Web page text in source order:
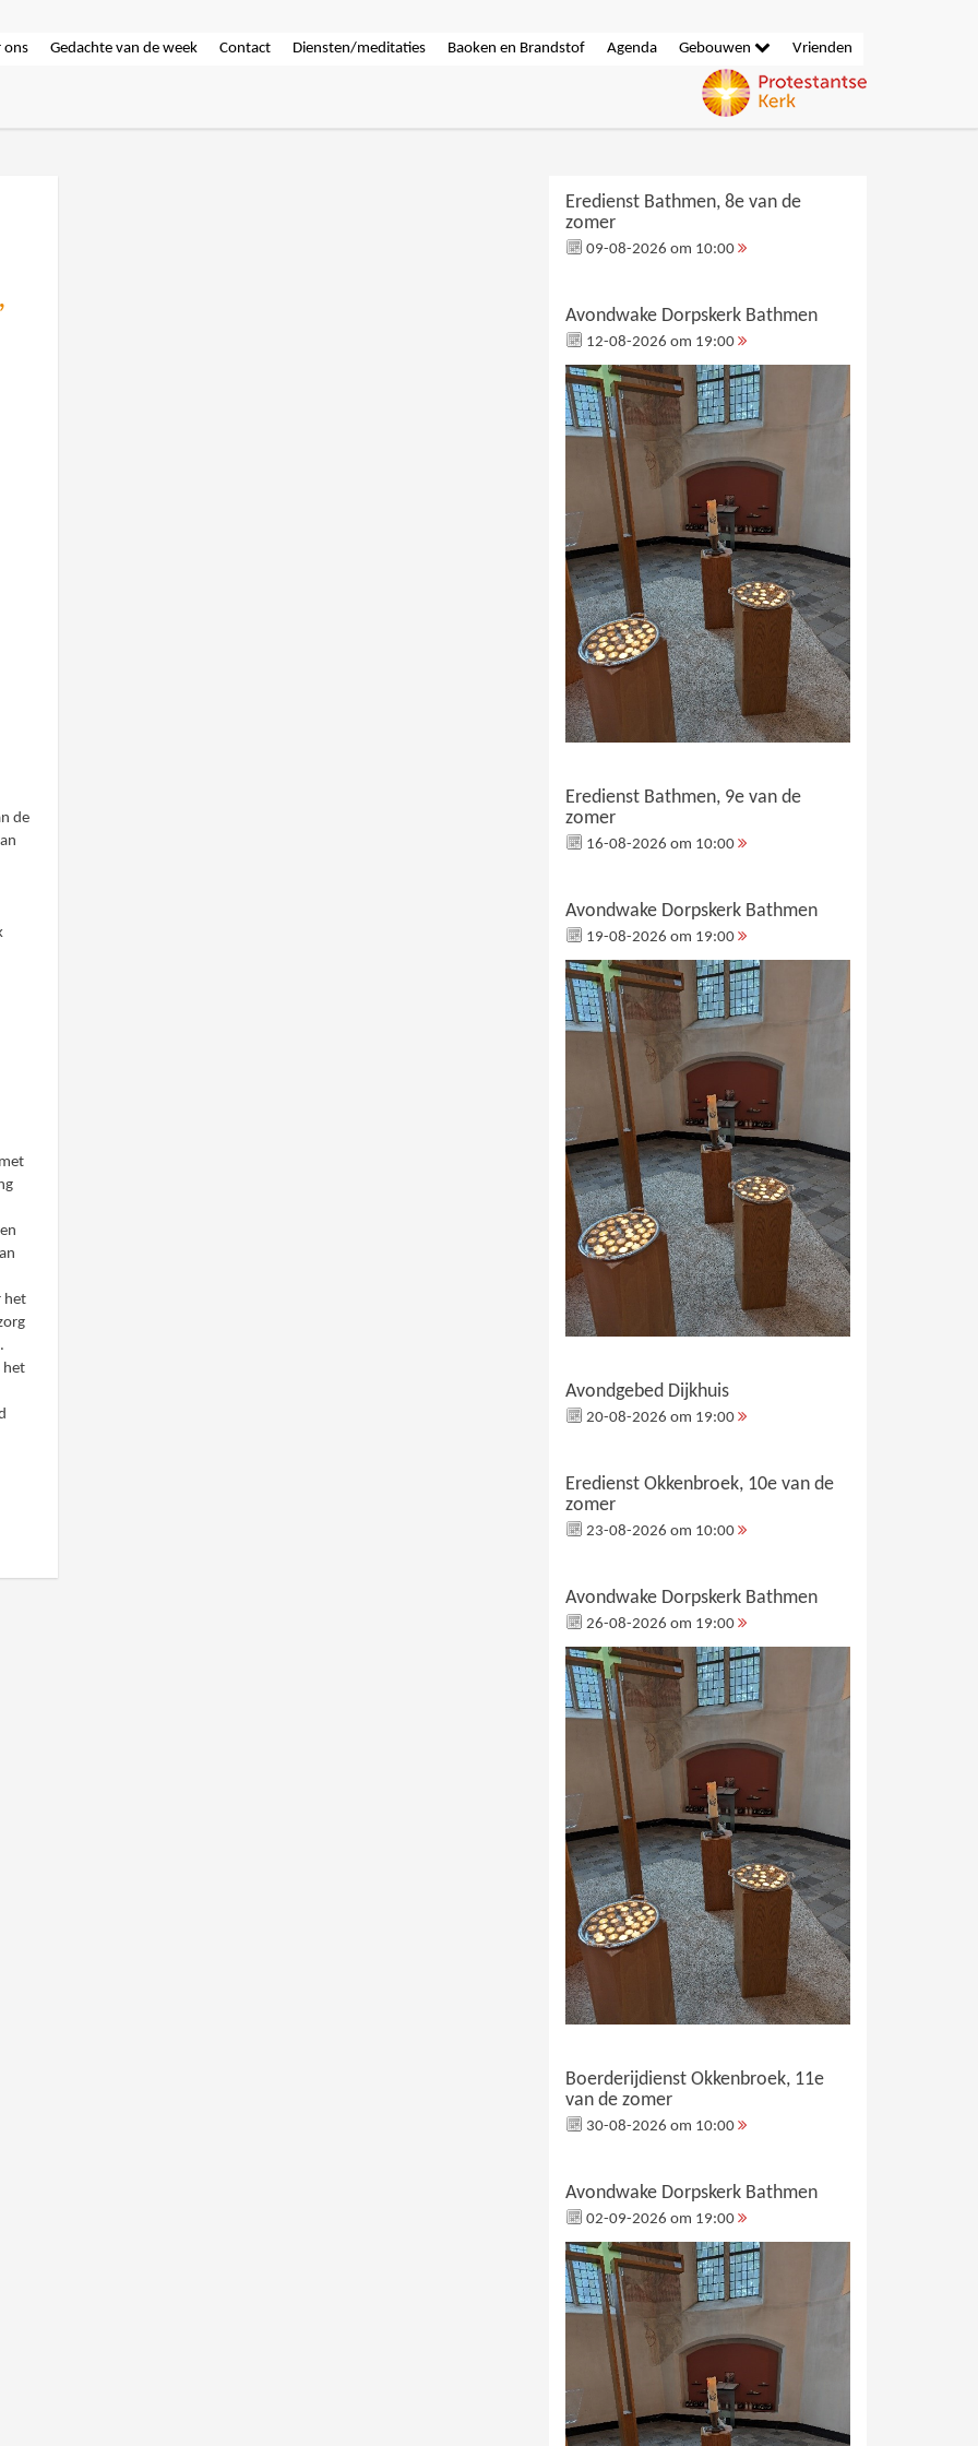
ons Gedachte van de week Contact Diensten/meditaties Baoken en Brandstof Agenda Gebouwen Vrienden
de
het
het
Eredienst Bathmen, 8e van de
zomer
09-08-2026 om 10:00
Avondwake Dorpskerk Bathmen
12-08-2026 om 19:00
Eredienst Bathmen, 9e van de
zomer
16-08-2026 om 10:00
Avondwake Dorpskerk Bathmen
19-08-2026 om 19:00
Avondgebed Dijkhuis
20-08-2026 om 19:00
Eredienst Okkenbroek, 10e van de
zomer
23-08-2026 om 10:00
Avondwake Dorpskerk Bathmen
26-08-2026 om 19:00
Boerderijdienst Okkenbroek, 11e
van de zomer
30-08-2026 om 10:00
Avondwake Dorpskerk Bathmen
02-09-2026 om 19:00